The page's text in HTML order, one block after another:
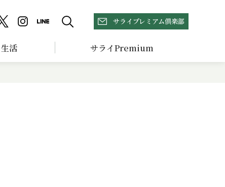
サライプレミアム倶楽部
生活 サライPremium